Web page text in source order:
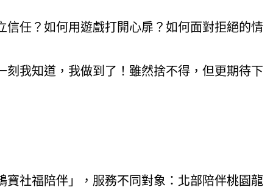
任？如何用遊戲打開心扉？如何面對拒絕的情
我知道，我做到了！雖然捨不得，但更期待下
社福陪伴」，服務不同對象：北部陪伴桃園龍